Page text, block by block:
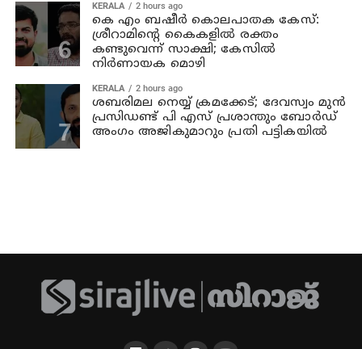
KERALA 2 hours ago
കെ എം ബഷീര്‍ കൊലപാതക കേസ്:
ശ്രീറാമിന്റെ കൈകളില്‍ രക്തം
കണ്ടുവെന്ന് സാക്ഷി; കേസില്‍
നിര്‍ണായക മൊഴി
KERALA 2 hours ago
ശബരിമല നെയ്യ് ക്രമക്കേട്; ദേവസ്വം മുന്‍
പ്രസിഡണ്ട് പി എസ് പ്രശാന്തും ബോര്‍ഡ്
അംഗം അജികുമാറും പ്രതി പട്ടികയിൽ